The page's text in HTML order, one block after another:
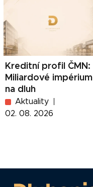
Kreditní profil ČMN:
Miliardové impérium
na dluh
Aktuality
02. 08. 2026